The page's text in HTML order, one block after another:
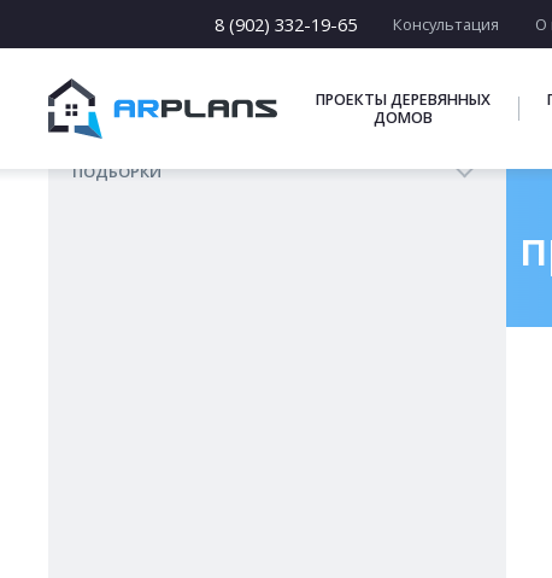
8 (902) 332-19-65 Консультация О
ПРОЕКТЫ ДЕРЕВЯННЫХ
ДОМОВ
Готовый
Из бревен
Из блоков
ПОДБОРКИ